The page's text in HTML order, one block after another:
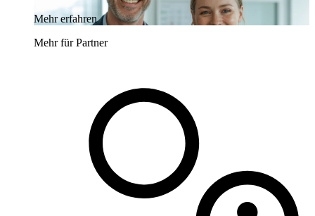
Mehr erfahren
Mehr für Partner